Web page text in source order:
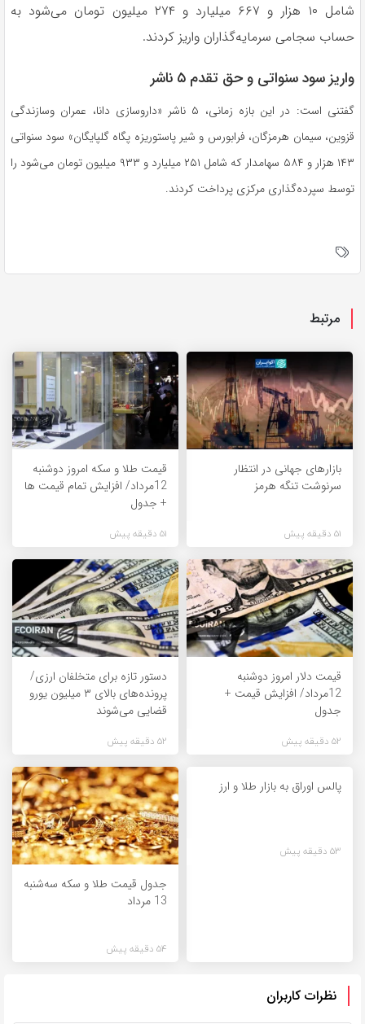
شامل ۱۰ هزار و ۶۶۷ میلیارد و ۲۷۴ میلیون تومان می‌شود به
حساب سجامی سرمایه‌گذاران واریز کردند.
واریز سود سنواتی و حق تقدم ۵ ناشر
گفتنی است: در این بازه زمانی، ۵ ناشر «داروسازی دانا، عمران وسازندگی
قزوین، سیمان هرمزگان، فرابورس و شیر پاستوریزه پگاه گلپایگان» سود سنواتی
۱۴۳ هزار و ۵۸۴ سهامدار که شامل ۲۵۱ میلیارد و ۹۳۳ میلیون تومان می‌شود را
توسط سپرده‌گذاری مرکزی پرداخت کردند.
مرتبط
بازارهای جهانی در انتظار
سرنوشت تنگه هرمز
51 دقیقه پیش
قیمت طلا و سکه امروز دوشنبه
12مرداد/ افزایش تمام قیمت ها
+ جدول
51 دقیقه پیش
قیمت دلار امروز دوشنبه
12مرداد/ افزایش قیمت +
جدول
52 دقیقه پیش
دستور تازه برای متخلفان ارزی/
پرونده‌های بالای ۳ میلیون یورو
قضایی می‌شوند
52 دقیقه پیش
پالس اوراق به بازار طلا و ارز
53 دقیقه پیش
جدول قیمت طلا و سکه سه‌شنبه
13 مرداد
54 دقیقه پیش
نظرات کاربران